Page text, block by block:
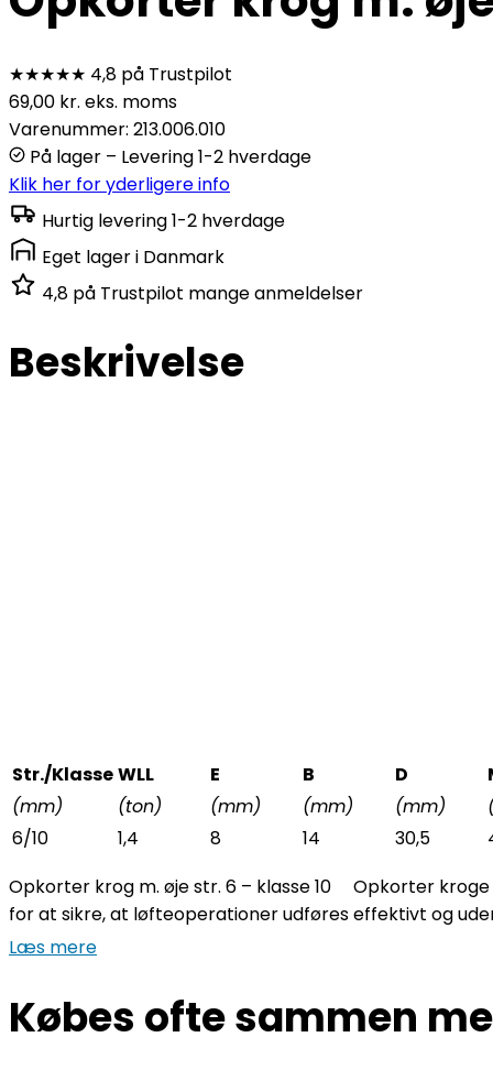
★★★★★ 4,8 på Trustpilot
69,00 kr. eks. moms
Varenummer: 213.006.010
På lager – Levering 1-2 hverdage
Klik her for yderligere info
Hurtig levering1-2 hverdage
Eget lageri Danmark
4,8 på Trustpilot mange anmeldelser
Beskrivelse
Str./KlasseWLL E B D
(mm)
(ton) (mm) (mm) (mm)
6/10
1,4 8 14 30,5
Opkorter krog m. øje str. 6 – klasse 10 Opkorter
for at sikre, at løfteoperationer udføres effektivt og
Læs mere
Købes ofte sammen